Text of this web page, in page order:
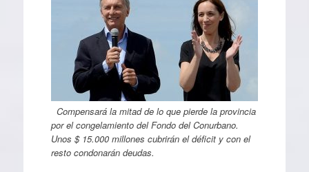
Compensará la mitad de lo que pierde la provincia
por el congelamiento del Fondo del Conurbano.
Unos $ 15.000 millones cubrirán el déficit y con el
resto condonarán deudas.